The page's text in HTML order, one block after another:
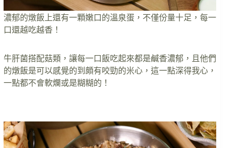
濃郁的燉飯上還有一顆嫩口的溫泉蛋，不僅份量十足，每一
口還越吃越香！
牛肝菌搭配菇類，讓每一口飯吃起來都是鹹香濃郁，且他們
的燉飯是可以感覺的到頗有咬勁的米心，這一點深得我心，
一點都不會軟爛或是糊糊的！